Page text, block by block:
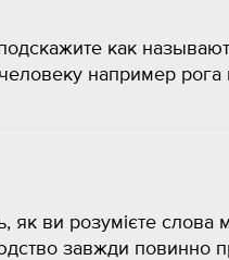
как
например
як ви розумієте
завжди повинно